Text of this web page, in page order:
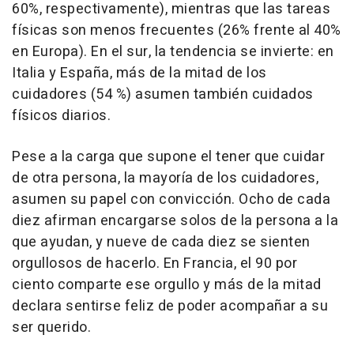
60%, respectivamente), mientras que las tareas
físicas son menos frecuentes (26% frente al 40%
en Europa). En el sur, la tendencia se invierte: en
Italia y España, más de la mitad de los
cuidadores (54 %) asumen también cuidados
físicos diarios.
Pese a la carga que supone el tener que cuidar
de otra persona, la mayoría de los cuidadores,
asumen su papel con convicción. Ocho de cada
diez afirman encargarse solos de la persona a la
que ayudan, y nueve de cada diez se sienten
orgullosos de hacerlo. En Francia, el 90 por
ciento comparte ese orgullo y más de la mitad
declara sentirse feliz de poder acompañar a su
ser querido.